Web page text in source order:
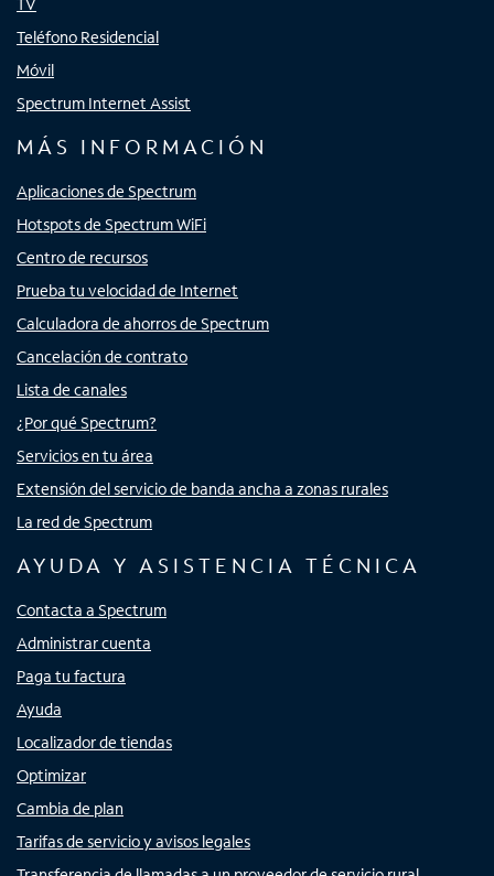
TV
Teléfono Residencial
Móvil
Spectrum Internet Assist
MÁS INFORMACIÓN
Aplicaciones de Spectrum
Hotspots de Spectrum WiFi
Centro de recursos
Prueba tu velocidad de Internet
Calculadora de ahorros de Spectrum
Cancelación de contrato
Lista de canales
¿Por qué Spectrum?
Servicios en tu área
Extensión del servicio de banda ancha a zonas rurales
La red de Spectrum
AYUDA Y ASISTENCIA TÉCNICA
Contacta a Spectrum
Administrar cuenta
Paga tu factura
Ayuda
Localizador de tiendas
Optimizar
Cambia de plan
Tarifas de servicio y avisos legales